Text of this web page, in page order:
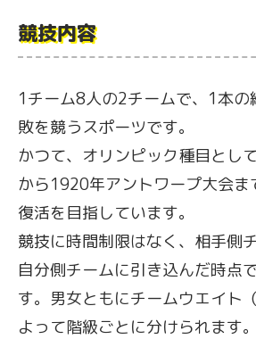
競技内容
1チーム8人の2チームで、1本の
敗を競うスポーツです。
かつて、オリンピック種目とし
から1920年アントワープ大会ま
復活を目指しています。
競技に時間制限はなく、相手側
自分側チームに引き込んだ時点
す。男女ともにチームウエイト
よって階級ごとに分けられます